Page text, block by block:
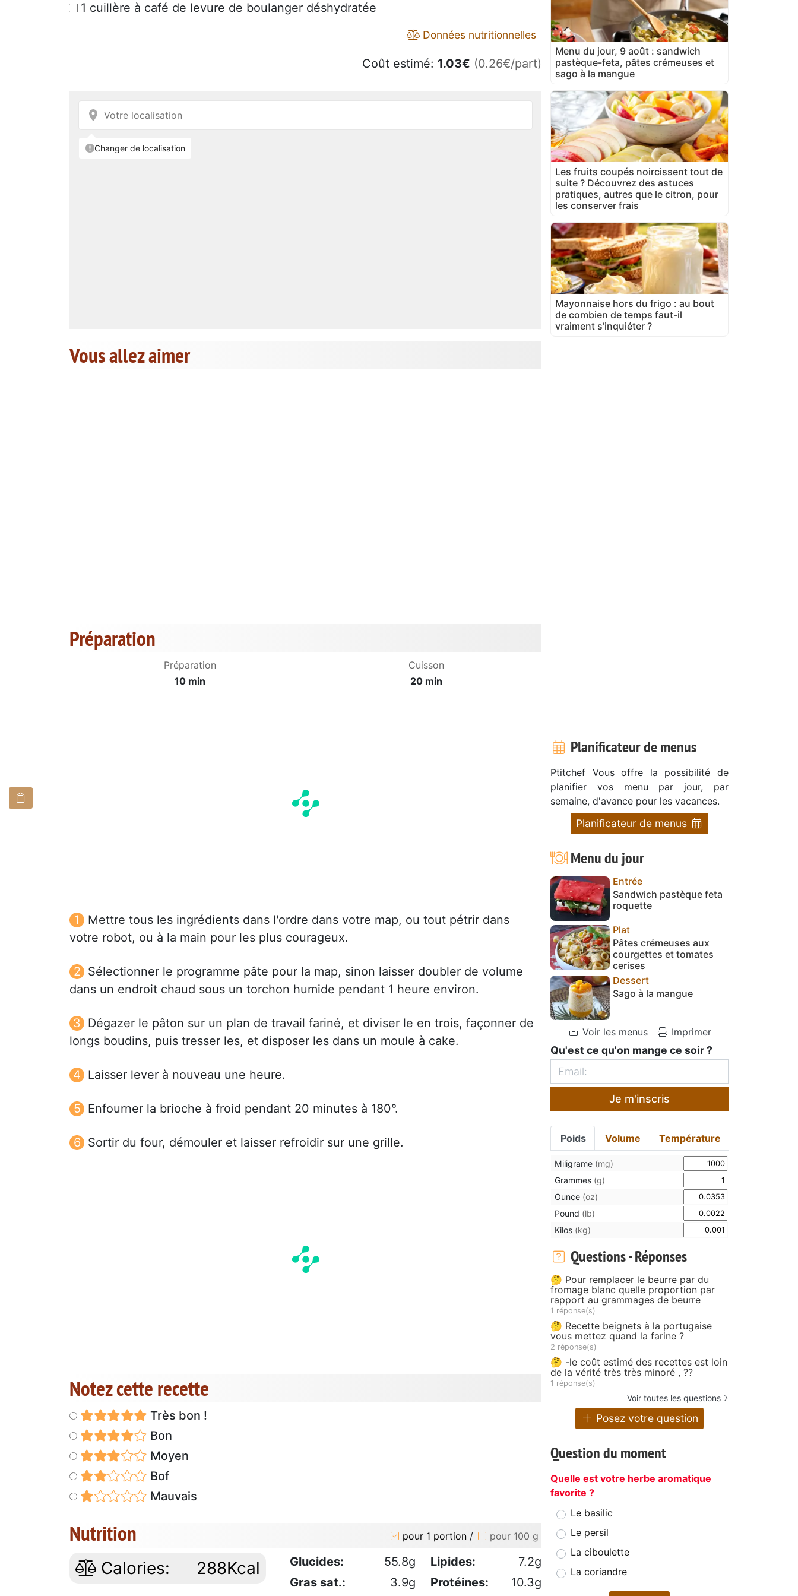
1 cuillère à café de levure de boulanger déshydratée
Données nutritionnelles
Coût estimé: 1.03€ (0.26€/part)
Vous allez aimer
Préparation
Préparation
10 min
Cuisson
20 min
Mettre tous les ingrédients dans l'ordre dans votre map, ou tout pétrir dans
votre robot, ou à la main pour les plus courageux.
Sélectionner le programme pâte pour la map, sinon laisser doubler de volume
dans un endroit chaud sous un torchon humide pendant 1 heure environ.
Dégazer le pâton sur un plan de travail fariné, et diviser le en trois, façonner de
longs boudins, puis tresser les, et disposer les dans un moule à cake.
Laisser lever à nouveau une heure.
Enfourner la brioche à froid pendant 20 minutes à 180°.
Sortir du four, démouler et laisser refroidir sur une grille.
Notez cette recette
Très bon !
Bon
Moyen
Bof
Mauvais
Nutrition pour 1 portion / pour 100 g
Calories: 288Kcal Glucides: 55.8g Lipides:
7.2g
Gras sat.:
3.9g Protéines: 10.3g
Menu du jour, 9 août : sandwich
pastèque-feta, pâtes crémeuses et
sago à la mangue
Les fruits coupés noircissent tout de
suite ? Découvrez des astuces
pratiques, autres que le citron, pour
les conserver frais
Mayonnaise hors du frigo : au bout
de combien de temps faut-il
vraiment s’inquiéter ?
Planificateur de menus
Ptitchef Vous offre la possibilité de
planifier vos menu par jour, par
semaine, d'avance pour les vacances.
Planificateur de menus
Menu du jour
Entrée
Sandwich pastèque feta
roquette
Plat
Pâtes crémeuses aux
courgettes et tomates
cerises
Dessert
Sago à la mangue
Voir les menus Imprimer
Qu'est ce qu'on mange ce soir ?
Je m'inscris
Poids Volume Température
Miligrame (mg)
Grammes (g)
Ounce (oz)
Pound (lb)
Kilos (kg)
Questions - Réponses
🤔 Pour remplacer le beurre par du
fromage blanc quelle proportion par
rapport au grammages de beurre
1 réponse(s)
🤔 Recette beignets à la portugaise
vous mettez quand la farine ?
2 réponse(s)
🤔 -le coût estimé des recettes est loin
de la vérité très très minoré , ??
1 réponse(s)
Voir toutes les questions
Posez votre question
Question du moment
Quelle est votre herbe aromatique
favorite ?
Le basilic
Le persil
La ciboulette
La coriandre